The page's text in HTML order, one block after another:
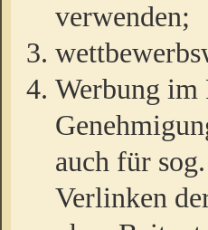
verwenden;
Werbung im
auch für
Verlinken